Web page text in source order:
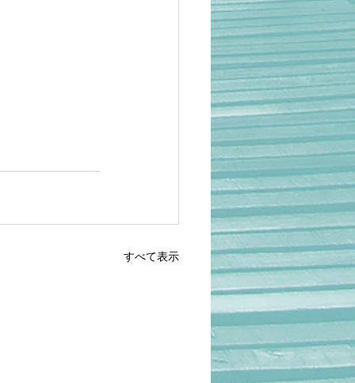
すべて表示